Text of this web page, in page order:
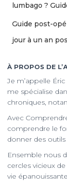
lumbago ?
Guide post-
jour à un an
À PROPOS DE
Je m’appelle
me spécialise
chroniques,
Avec
comprendre le
donner des
Ensemble nous
cercles vicieux
vie